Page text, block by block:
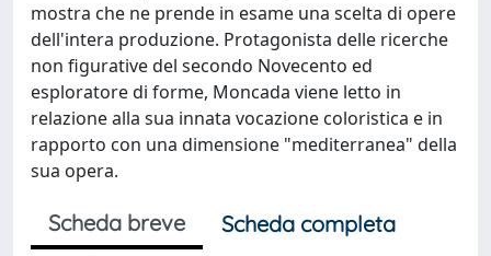
mostra che ne prende in esame una scelta di opere
dell'intera produzione. Protagonista delle ricerche
non figurative del secondo Novecento ed
esploratore di forme, Moncada viene letto in
relazione alla sua innata vocazione coloristica e in
rapporto con una dimensione "mediterranea" della
sua opera.
Scheda breve
Scheda completa